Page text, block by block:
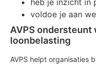
voldoe je aan
AVPS ondersteunt
loonbelasting
AVPS helpt organisaties